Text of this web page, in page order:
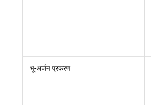
भू-अर्जन प्रकरण